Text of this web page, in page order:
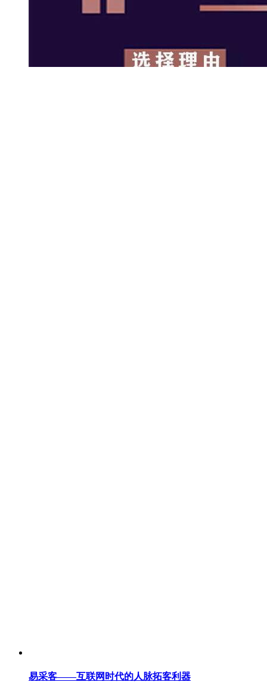
易采客——互联网时代的人脉拓客利器